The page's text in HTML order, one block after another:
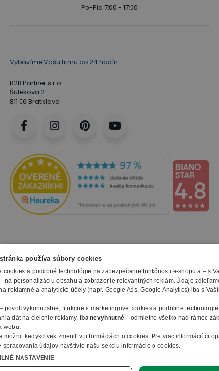
Po-Pia 7:00 - 17:00
Vybavíme Vašu firmu do 24 hodín
B2B Partner s.r.o.
Šulekova 2
811 06 Bratislava
NAKUPOVANIE
Všetko o nákupe
Obchodné podmienky
Spôsoby platby
Záruky, servis a reklamácie
Ochrana osobných údajov
Informácie o cookies
Ako nakupovať
SLUŽBY
Reklamačný formulár
E-procurement
Vlastná výroba nábytku
Vyhlásenie o prístupnosti
O FIRME
O nás
Kontakty
Členstvo v organizáciach
B2B Partner ČR
© 2010 - 2026 B2B Partner s.r.o. - Všetky práva vyhradené.
Profesionálny e-shop na mieru
používa súbory cookies
cookies a podobné technológie na zabezpečenie funkčnosti e-shopu a – s
na personalizáciu obsahu a zobrazenie relevantných reklám. Údaje
reklamné a analytické účely (napr. Google Ads, Google Analytics) iba s
povolí výkonnostné, funkčné a marketingové cookies a podobné
dát na cielenie reklamy.
Iba nevyhnutné – odmietne všetko nad rámec
webu.
možno kedykoľvek zmeniť v informáciách o cookies. Pre viac informácií či
spracovania údajov navštívte našu sekciu informácie o cookies.
NASTAVENIE